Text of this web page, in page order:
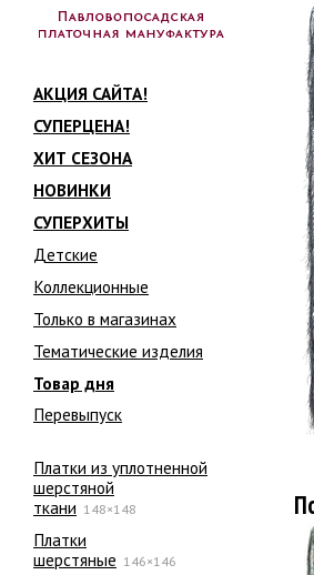
АКЦИЯ САЙТА!
СУПЕРЦЕНА!
ХИТ СЕЗОНА
НОВИНКИ
СУПЕРХИТЫ
Детские
Коллекционные
Только в магазинах
Тематические изделия
Товар дня
Перевыпуск
Платки из уплотненной
шерстяной
ткани 148×148
Платки
шерстяные 146×146